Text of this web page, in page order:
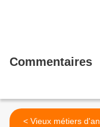
Commentaires
< Vieux métiers d'antan :